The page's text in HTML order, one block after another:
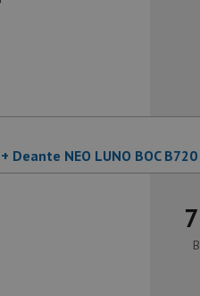
Deante NEO LUNO BOC